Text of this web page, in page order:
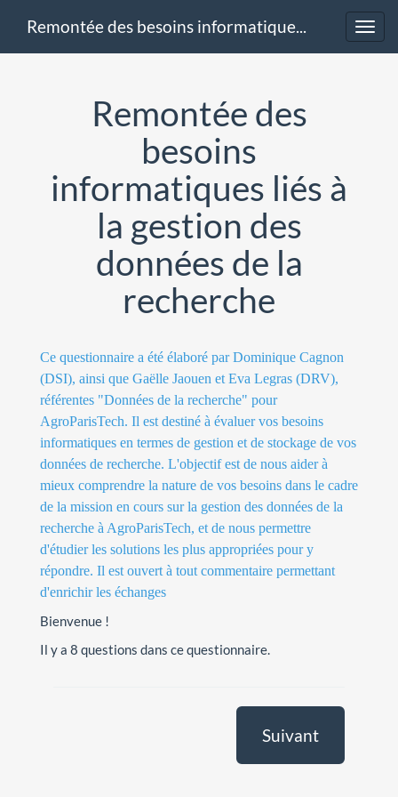
Remontée des
besoins
informatiques liés à
la gestion des
données de la
recherche
Ce questionnaire a été élaboré par Dominique Cagnon
(DSI), ainsi que Gaëlle Jaouen et Eva Legras (DRV),
référentes "Données de la recherche" pour
AgroParisTech. Il est destiné à évaluer vos besoins
informatiques en termes de gestion et de stockage de vos
données de recherche. L'objectif est de nous aider à
mieux comprendre la nature de vos besoins dans le cadre
de la mission en cours sur la gestion des données de la
recherche à AgroParisTech, et de nous permettre
d'étudier les solutions les plus appropriées pour y
répondre. Il est ouvert à tout commentaire permettant
d'enrichir les échanges
Bienvenue !
Il y a 8 questions dans ce questionnaire.
Suivant